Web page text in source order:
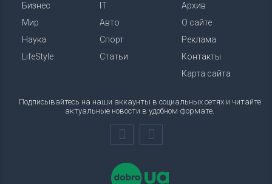
Бизнес
Мир
Наука
LifeStyle
IT
Авто
Спорт
Статьи
Архив
О сайте
Реклама
Контакты
Карта сайта
Подписывайтесь на наши аккаунты в социальных сетях и читайте
актуальные новости в удобном формате.